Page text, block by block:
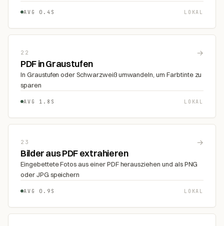
AVG 0.4S LOKAL
22 →
PDF in Graustufen
In Graustufen oder Schwarzweiß umwandeln, um Farbtinte zu
sparen
AVG 1.8S LOKAL
23 →
Bilder aus PDF extrahieren
Eingebettete Fotos aus einer PDF herausziehen und als PNG
oder JPG speichern
AVG 0.9S LOKAL